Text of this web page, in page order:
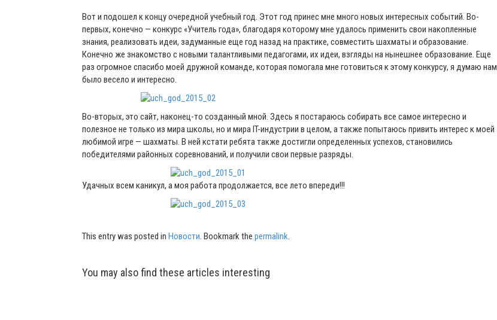
Вот и подошел к концу очередной учебный год. Этот год принес мне много новых интересных событий. Во-
первых, конечно — конкурс «Учитель года», благодаря которому мне удалось применить свои накопленные
знания, реализовать идеи, задуманные еще год назад на практике, совместить шахматы и образование.
Конечно же знакомство с новыми талантливыми педагогами, их идеи, взгляды на нынешнее образование. Еще
раз огромное спасибо моей дружной команде, которая помогала мне готовиться к этому конкурсу, я думаю нам
было весело и интересно.
Во-вторых, это сайт, наконец-то созданный мной. Здесь я постараюсь собирать все самое интересно и
полезное не только из мира школы, но и мира IT-индустрии в целом, а также попытаюсь привить интерес к моей
любимой игре — шахматы. В ней кстати ребята также достигли определенных успехов, становились
победителями районных соревнований, и получили свои первые разряды.
Удачных всем каникул, а моя работа продолжается, все лето впереди!!!
This entry was posted in Новости. Bookmark the permalink.
You may also find these articles interesting
Post